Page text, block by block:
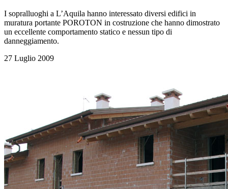
I sopralluoghi a L’Aquila hanno interessato diversi edifici in
muratura portante POROTON in costruzione che hanno dimostrato
un eccellente comportamento statico e nessun tipo di
danneggiamento.
27 Luglio 2009